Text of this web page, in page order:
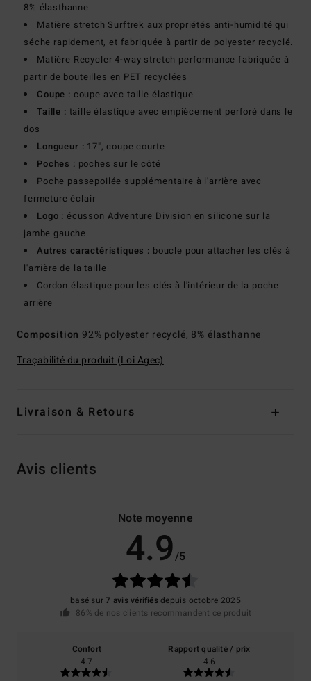
8% élasthanne
Matière stretch Surftrek aux propriétés anti-humidité qui
séche rapidement, et fabriquée à partir de polyester recyclé.
Matière Recycler 4-way stretch performance fabriquée à
partir de bouteilles en PET recyclées
Coupe : coupe avec taille élastique
Taille : taille élastique avec empiècement perforé dans le
dos
Longueur : 17", coupe courte
Poches : poches sur le côté
Poche passepoilée supplémentaire à l'arrière avec
fermeture éclair
Logo : écusson Adventure Division en silicone sur la
jambe gauche
Autres caractéristiques : boucle pour attacher les clés à
l'arrière de la taille
Cordon élastique pour les clés à l'intérieur de la poche
arrière
Composition 92% polyester recyclé, 8% élasthanne
Traçabilité du produit (Loi Agec)
Livraison & Retours
Avis clients
Note moyenne
4.9/5
basé sur7 avis vérifiésdepuis octobre 2025
86% de nos clients recommandent ce produit
Confort
4.7
Rapport qualité / prix
4.6